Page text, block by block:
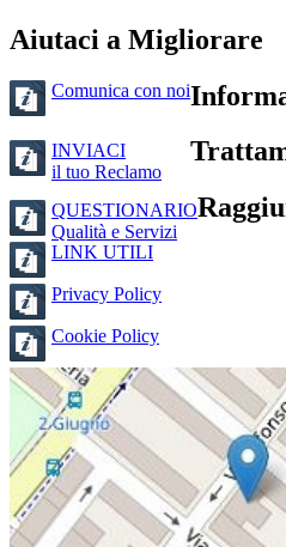
Aiutaci a Migliorare
Comunica con noi
INVIACI
il tuo Reclamo
QUESTIONARIO
Qualità e Servizi
LINK UTILI
Privacy Policy
Cookie Policy